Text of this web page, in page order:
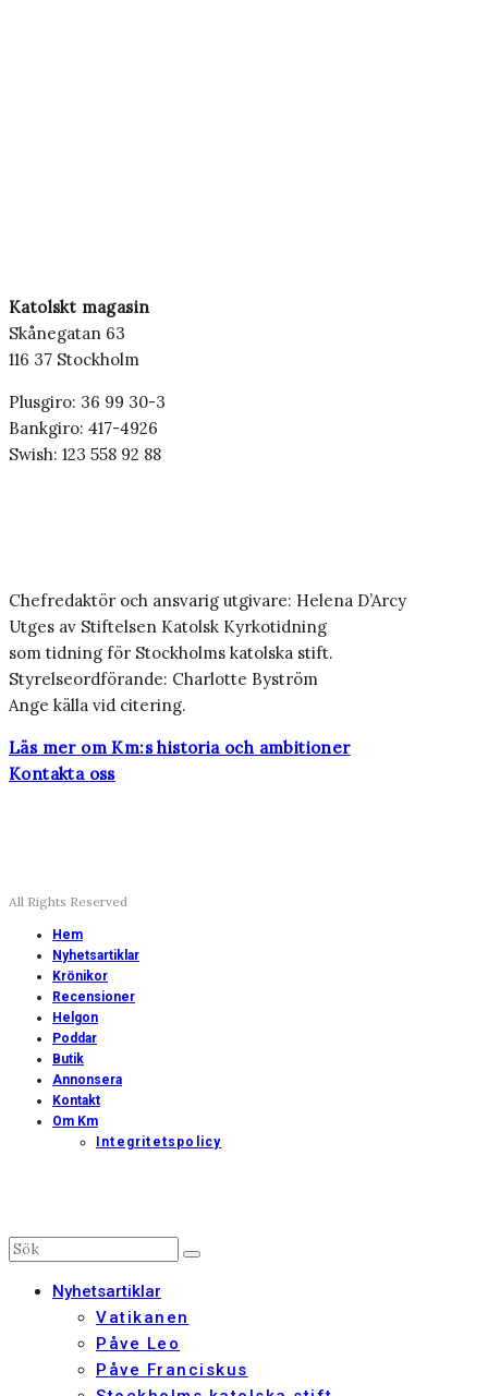
Katolskt magasin
Skånegatan 63
116 37 Stockholm
Plusgiro: 36 99 30-3
Bankgiro: 417-4926
Swish: 123 558 92 88
Chefredaktör och ansvarig utgivare: Helena D’Arcy
Utges av Stiftelsen Katolsk Kyrkotidning
som tidning för Stockholms katolska stift.
Styrelseordförande: Charlotte Byström
Ange källa vid citering.
Läs mer om Km:s historia och ambitioner
Kontakta oss
All Rights Reserved
Hem
Nyhetsartiklar
Krönikor
Recensioner
Helgon
Poddar
Butik
Annonsera
Kontakt
Om Km
Integritetspolicy
Nyhetsartiklar
Vatikanen
Påve Leo
Påve Franciskus